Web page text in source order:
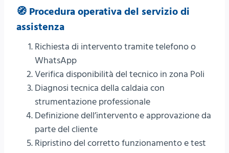
🧭 Procedura operativa del servizio di
assistenza
Richiesta di intervento tramite telefono o
WhatsApp
Verifica disponibilità del tecnico in zona Poli
Diagnosi tecnica della caldaia con
strumentazione professionale
Definizione dell’intervento e approvazione da
parte del cliente
Ripristino del corretto funzionamento e test